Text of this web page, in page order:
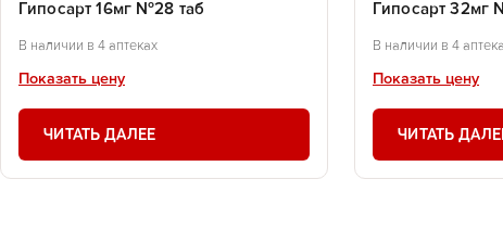
Гипосарт 16мг №28 таб
В наличии в 4 аптеках
Показать цену
ЧИТАТЬ ДАЛЕЕ
Гипосарт 32мг
В наличии в 4
Показать цену
ЧИТАТЬ